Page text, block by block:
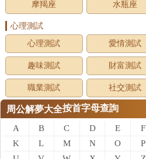
摩羯座 水瓶座
心理測試
心理測試
愛情測試
趣味測試 財富測試
職業測試 社交測試
周公解夢大全按首字母查詢
A B C D E F
K
L M N O P